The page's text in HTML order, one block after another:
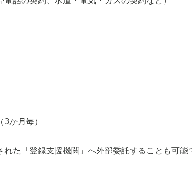
か月毎）
れた「登録支援機関 」へ外部委託することも可能